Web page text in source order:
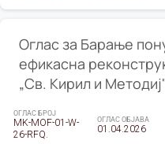
Оглас за Барање
ефикасна
„Св. Кирил и
ОГЛАС БРОЈ
MK-MOF-01-W-
26-RFQ.
ОГЛАС ОБЈАВА
01.04.2026